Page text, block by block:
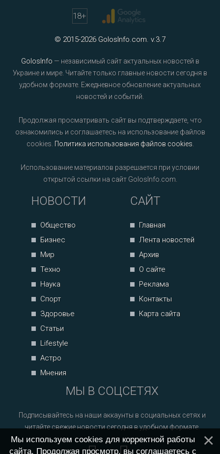
18+
© 2015-2026 GolosInfo.com. v.3.7
GolosInfo — независимый сайт актуальных новостей в
Украине и мире. Читайте только главные новости сегодня в
удобном формате. Ежедневное обновление актуальных
новостей и событий.
Продолжая просматривать сайт вы подтверждаете, что
ознакомились и соглашаетесь на использование файлов
cookies. Политика использования файлов cookies
Использование материалов разрешается при условии
открытой ссылки на сайт GolosInfo.com.
НОВОСТИ
Общество
Бизнес
Мир
Техно
Наука
Спорт
Здоровье
Статьи
Lifestyle
Астро
Мнения
САЙТ
Главная
Лента новостей
Архив
О сайте
Реклама
Контакты
Карта сайта
МЫ В СОЦСЕТЯХ
Подписывайтесь на наши аккаунты в социальных сетях и
читайте свежие новости сегодня в удобном формате.
Мы используем cookies для корректной работы
сайта. Продолжая просмотр, вы соглашаетесь с